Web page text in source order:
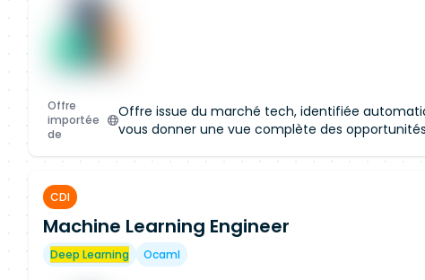
Offre
importée
de
Offre issue du marché tech, identifiée
vous donner une vue complète des
Accès restreint à la
Rejoignez notre plateforme pour
cette offre et obtenir un accès aux
CDI
Machine Learning Engineer
Deep Learning Ocaml